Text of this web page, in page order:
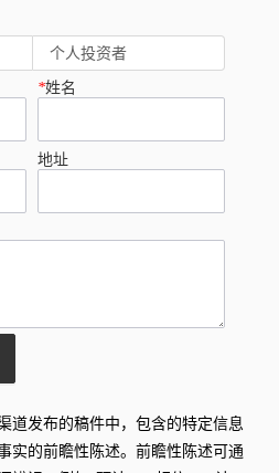
个人投资者
*姓名
地址
道发布的稿件中，包含的特定信息
实的前瞻性陈述。前瞻性陈述可通